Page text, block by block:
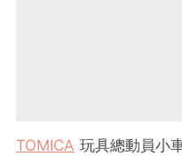
TOMICA 玩具總動員小